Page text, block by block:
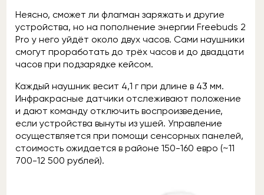
Неясно, сможет ли флагман заряжать и другие
устройства, но на пополнение энергии Freebuds 2
Pro у него уйдёт около двух часов. Сами наушники
смогут проработать до трёх часов и до двадцати
часов при подзарядке кейсом.
Каждый наушник весит 4,1 г при длине в 43 мм.
Инфракрасные датчики отслеживают положение
и дают команду отключить воспроизведение,
если устройства вынуты из ушей. Управление
осуществляется при помощи сенсорных панелей,
стоимость ожидается в районе 150-160 евро (~11
700-12 500 рублей).